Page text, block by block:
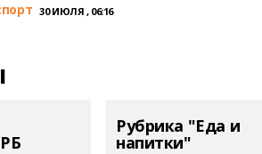
30 ИЮЛЯ , 06:16
Рубрика "Еда и
напитки"